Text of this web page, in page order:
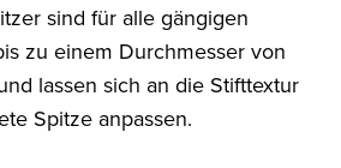
sind für alle gängigen
zu einem Durchmesser von
lassen sich an die Stifttextur
Spitze anpassen.